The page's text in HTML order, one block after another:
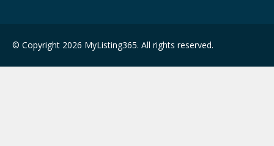
© Copyright 2026 MyListing365. All rights reserved.